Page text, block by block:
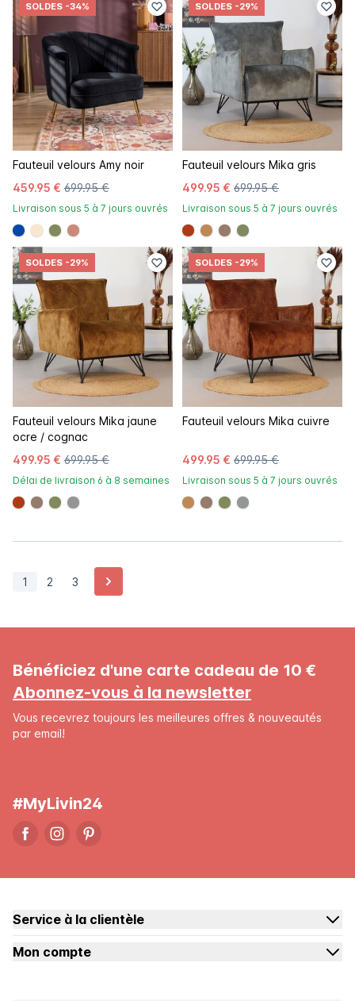
SOLDES -34%
Fauteuil velours Amy noir
459.95 € 699.95 €
Livraison sous 5 à 7 jours ouvrés
#0648a8
#f7e7ce
#808a5d
#c98a78
SOLDES -29%
Fauteuil velours Mika gris
499.95 € 699.95 €
Livraison sous 5 à 7 jours ouvrés
#ac3c17
#be8957
#967b6a
#808a5d
SOLDES -29%
Fauteuil velours Mika jaune
ocre / cognac
499.95 € 699.95 €
Délai de livraison 6 à 8 semaines
#ac3c17
#967b6a
#808a5d
#939597
SOLDES -29%
Fauteuil velours Mika cuivre
499.95 € 699.95 €
Livraison sous 5 à 7 jours ouvrés
#be8957
#967b6a
#808a5d
#939597
1 2 3 Page suivante
Bénéficiez d'une carte cadeau de 10 €
Abonnez-vous à la newsletter
Vous recevrez toujours les meilleures offres & nouveautés
par email!
#MyLivin24
Service à la clientèle
Mon compte